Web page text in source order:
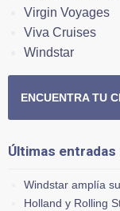
Virgin Voyages
Viva Cruises
Windstar
ENCUENTRA TU
Últimas entradas
Windstar amplía
Holland y Rolling